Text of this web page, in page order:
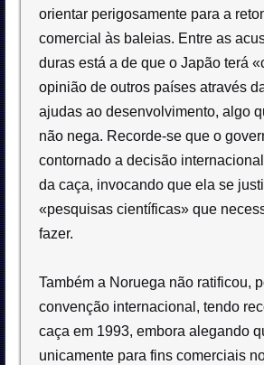
orientar perigosamente para a
comercial às baleias. Entre as
duras está a de que o Japão terá
opinião de outros países através
ajudas ao desenvolvimento, algo
não nega. Recorde-se que o
contornado a decisão
da caça, invocando que ela se
«pesquisas científicas» que
fazer.
Também a Noruega não ratificou,
convenção internacional, tendo
caça em 1993, embora alegando
unicamente para fins comerciais